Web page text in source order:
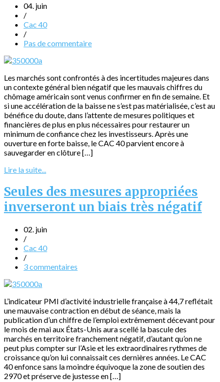
04. juin
/
Cac 40
/
Pas de commentaire
Les marchés sont confrontés à des incertitudes majeures dans
un contexte général bien négatif que les mauvais chiffres du
chômage américain sont venus confirmer en fin de semaine. Et
si une accélération de la baisse ne s’est pas matérialisée, c’est au
bénéfice du doute, dans l’attente de mesures politiques et
financières de plus en plus nécessaires pour restaurer un
minimum de confiance chez les investisseurs. Après une
ouverture en forte baisse, le CAC 40 parvient encore à
sauvegarder en clôture […]
Lire la suite...
Seules des mesures appropriées
inverseront un biais très négatif
02. juin
/
Cac 40
/
3 commentaires
L’indicateur PMI d’activité industrielle française à 44,7 reflétait
une mauvaise contraction en début de séance, mais la
publication d’un chiffre de l’emploi extrêmement décevant pour
le mois de mai aux États-Unis aura scellé la bascule des
marchés en territoire franchement négatif, d’autant qu’on ne
peut plus compter sur l’Asie et les extraordinaires rythmes de
croissance qu’on lui connaissait ces dernières années. Le CAC
40 enfonce sans la moindre équivoque la zone de soutien des
2970 et préserve de justesse en […]